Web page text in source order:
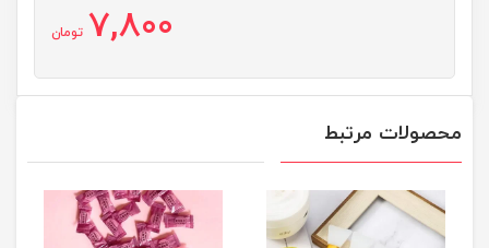
7,800 تومان
محصولات مرتبط